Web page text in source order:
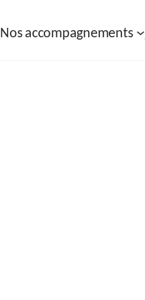
Nos accompagnements